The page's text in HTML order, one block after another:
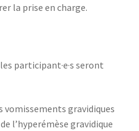
la prise en charge.
participant·e·s seront
vomissements gravidiques
l’hyperémèse gravidique